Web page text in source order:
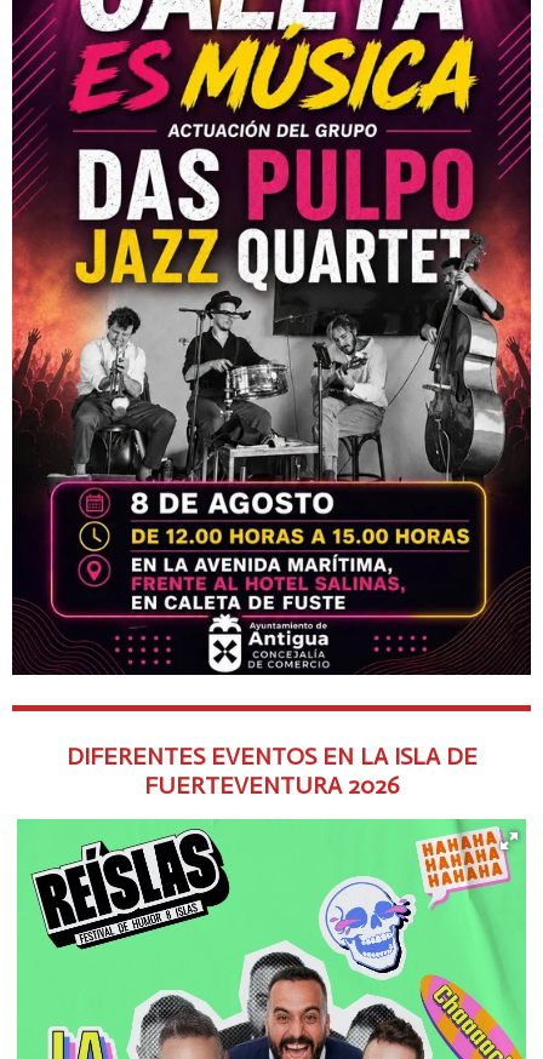
DIFERENTES EVENTOS EN LA ISLA DE
FUERTEVENTURA 2026